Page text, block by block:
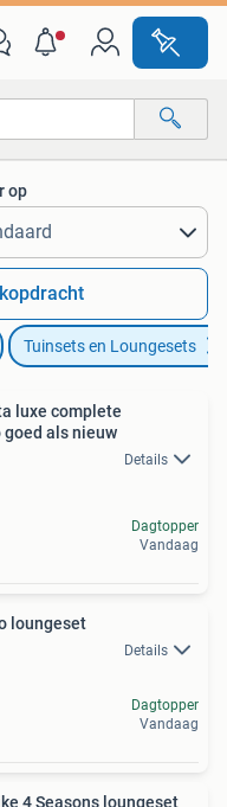
op
Tuinsets en Loungesets
luxe complete
goed als nieuw
Details
Dagtopper
Vandaag
loungeset
Details
Dagtopper
Vandaag
4 Seasons loungeset